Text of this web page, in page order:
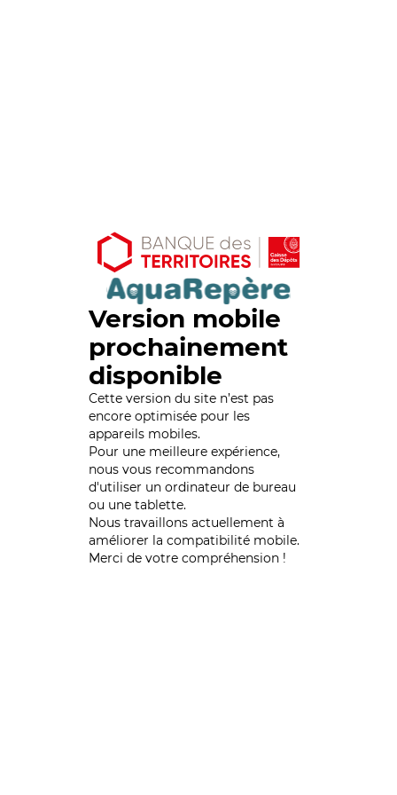
Version mobile
prochainement
disponible
Cette version du site n’est pas
encore optimisée pour les
appareils mobiles.
Pour une meilleure expérience,
nous vous recommandons
d'utiliser un ordinateur de bureau
ou une tablette.
Nous travaillons actuellement à
améliorer la compatibilité mobile.
Merci de votre compréhension !